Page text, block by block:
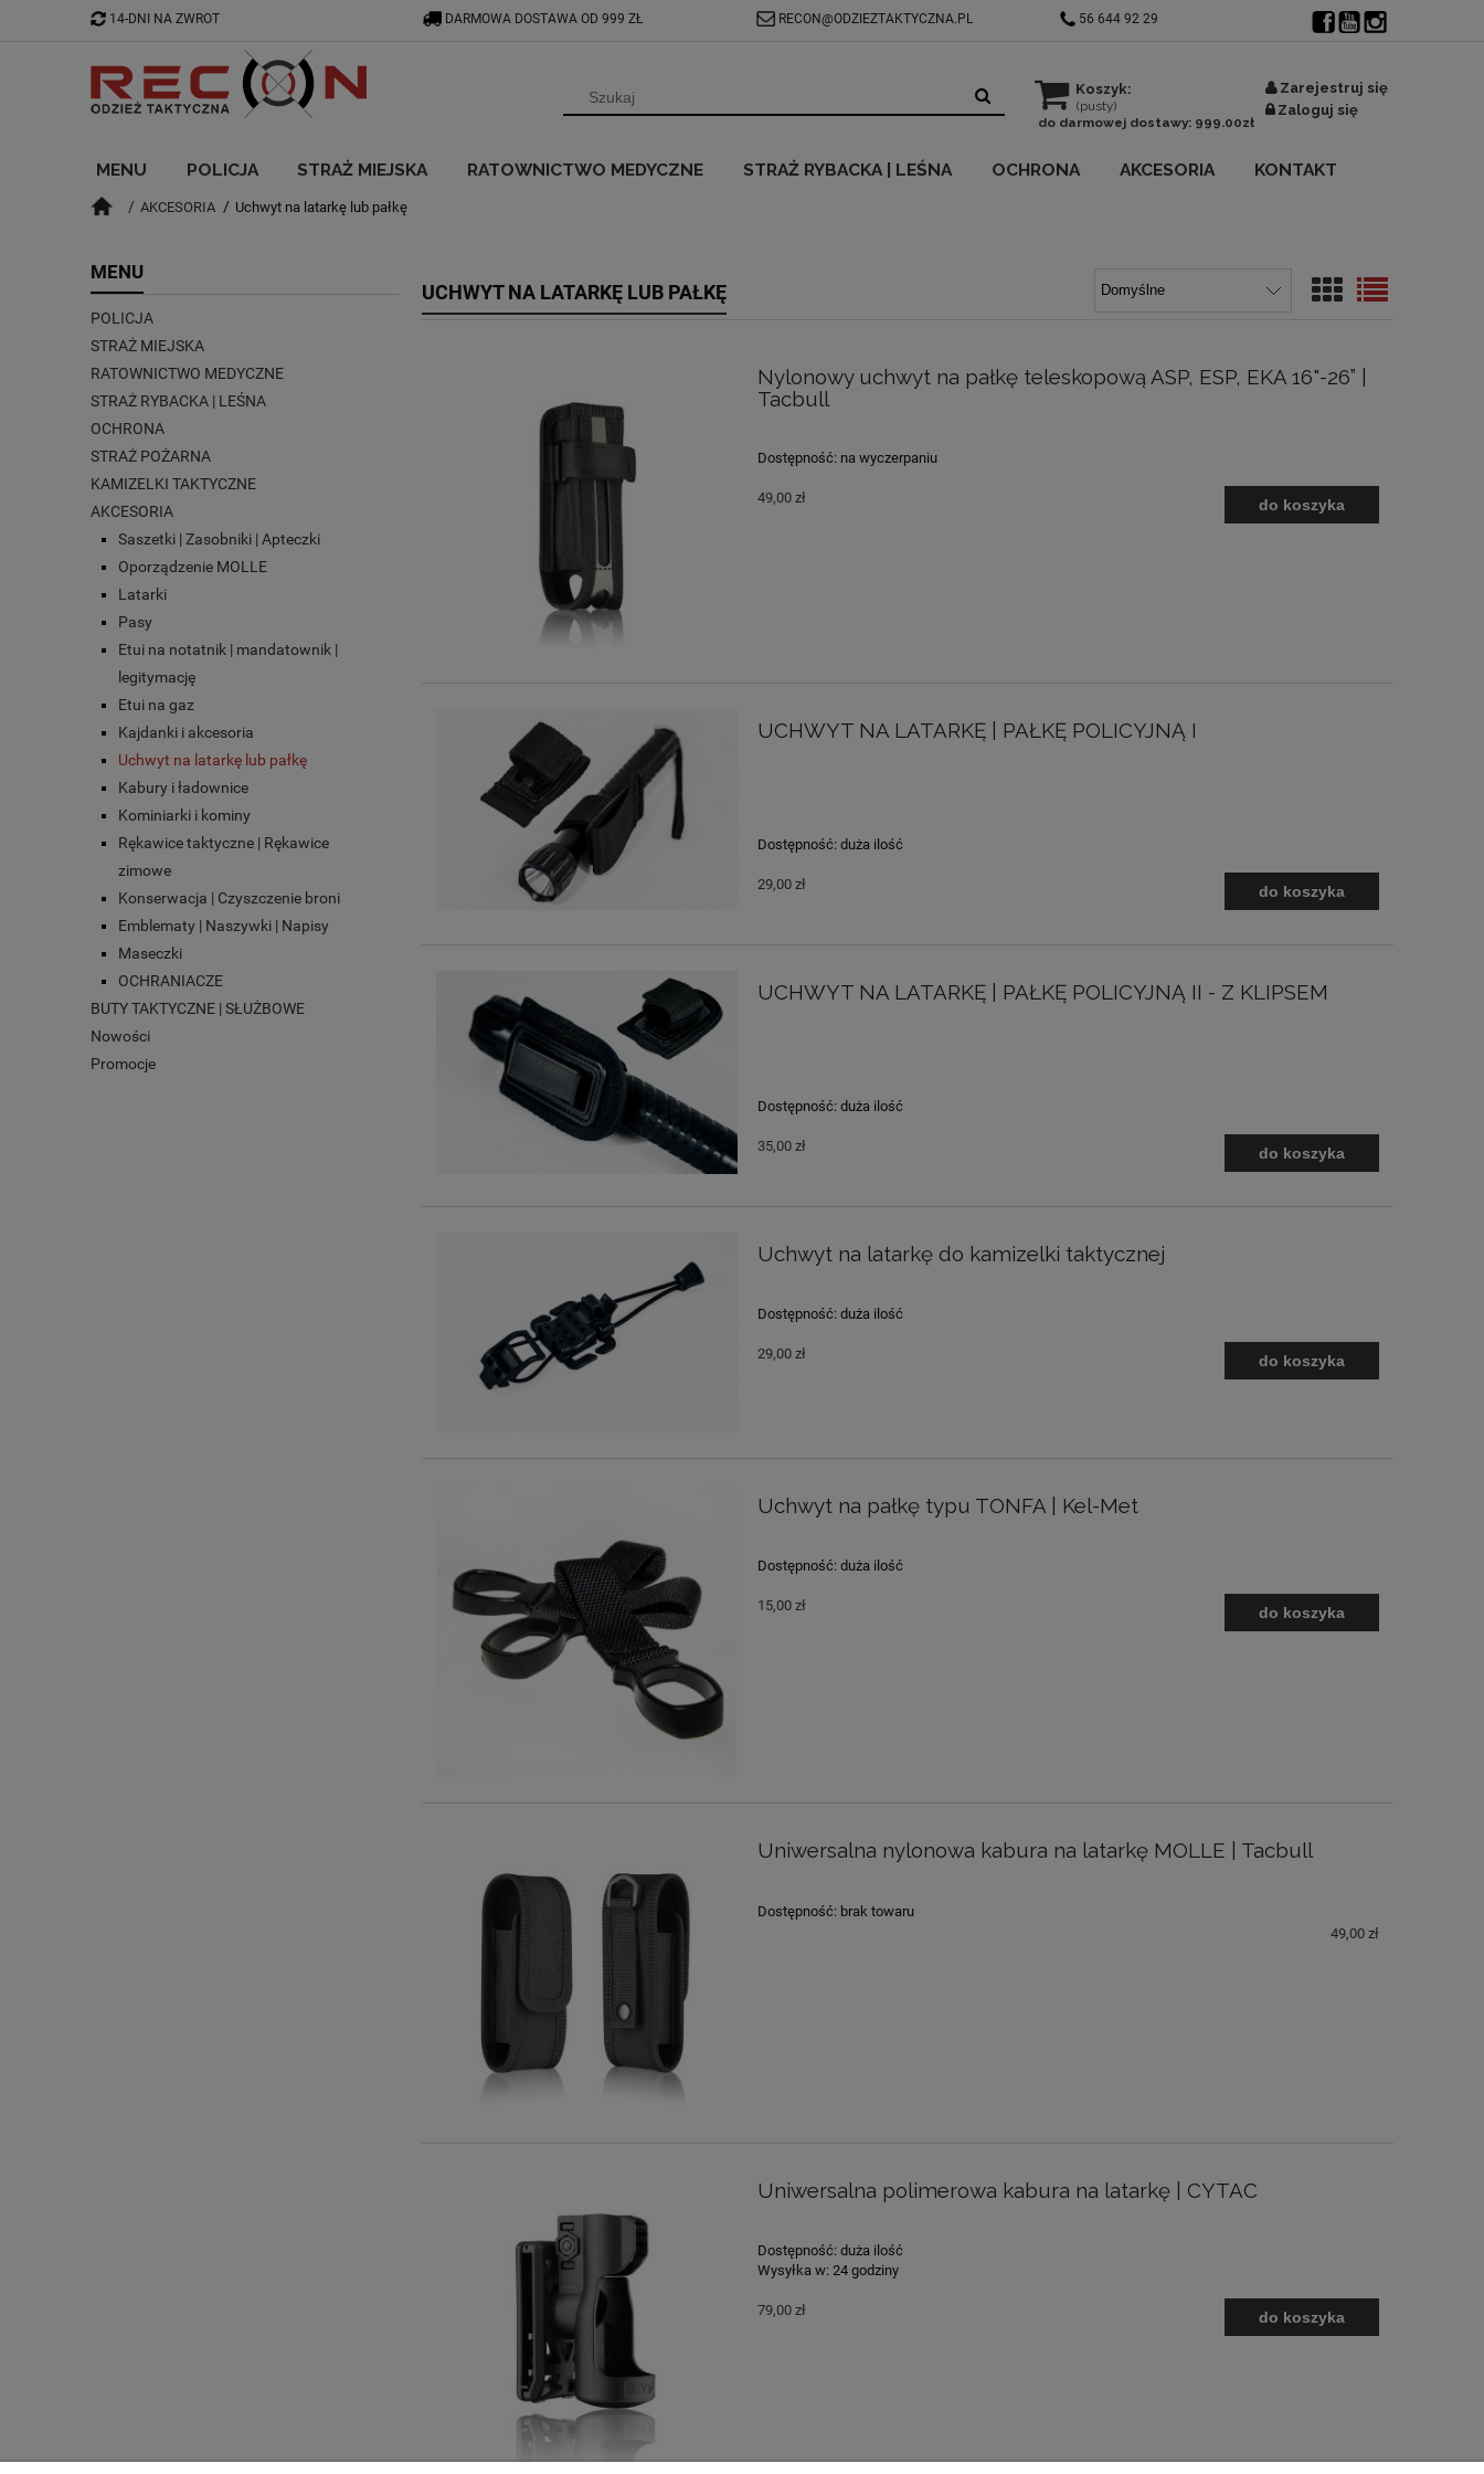
Zarejestruj się
Zaloguj się
Koszyk:
(pusty)
do darmowej dostawy: 999.00zł
MENU POLICJA STRAŻ MIEJSKA RATOWNICTWO MEDYCZNE STRAŻ RYBACKA | LEŚNA OCHRONA AKCESORIA
KONTAKT
BLOGAKCESORIA Uchwyt na latarkę lub pałkę
14-DNI NA ZWROT DARMOWA DOSTAWA OD 999 ZŁ 56 644 92 29
RECON@ODZIEZTAKTYCZNA.PL
MENU
POLICJA
STRAŻ MIEJSKA
RATOWNICTWO MEDYCZNE
STRAŻ RYBACKA | LEŚNA
OCHRONA
STRAŻ POŻARNA
KAMIZELKI TAKTYCZNE
AKCESORIA
Saszetki | Zasobniki | Apteczki
Oporządzenie MOLLE
Latarki
Pasy
Etui na notatnik | mandatownik |
legitymację
Etui na gaz
Kajdanki i akcesoria
Uchwyt na latarkę lub pałkę
Kabury i ładownice
Kominiarki i kominy
Rękawice taktyczne | Rękawice
zimowe
Konserwacja | Czyszczenie broni
Emblematy | Naszywki | Napisy
Maseczki
OCHRANIACZE
BUTY TAKTYCZNE | SŁUŻBOWE
Nowości
Promocje
UCHWYT NA LATARKĘ LUB PAŁKĘ
Nylonowy uchwyt na pałkę teleskopową ASP, ESP, EKA 16"-26” |
Tacbull
Dostępność: na wyczerpaniu
49,00 zł do koszyka
UCHWYT NA LATARKĘ | PAŁKĘ POLICYJNĄ I
Dostępność: duża ilość
29,00 zł do koszyka
UCHWYT NA LATARKĘ | PAŁKĘ POLICYJNĄ II - Z KLIPSEM
Dostępność: duża ilość
35,00 zł do koszyka
Uchwyt na latarkę do kamizelki taktycznej
Dostępność: duża ilość
29,00 zł do koszyka
Uchwyt na pałkę typu TONFA | Kel-Met
Dostępność: duża ilość
15,00 zł do koszyka
Uniwersalna nylonowa kabura na latarkę MOLLE | Tacbull
Dostępność: brak towaru
49,00 zł
Uniwersalna polimerowa kabura na latarkę | CYTAC
Dostępność: duża ilość
Wysyłka w: 24 godziny
79,00 zł do koszyka